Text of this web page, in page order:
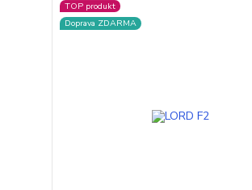
TOP produkt
Doprava ZDARMA